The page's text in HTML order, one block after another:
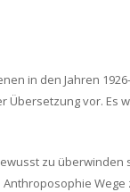
in den Jahren
vor. Es
zu